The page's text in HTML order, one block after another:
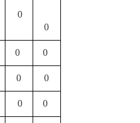
0
0
0 0
0 0
0 0